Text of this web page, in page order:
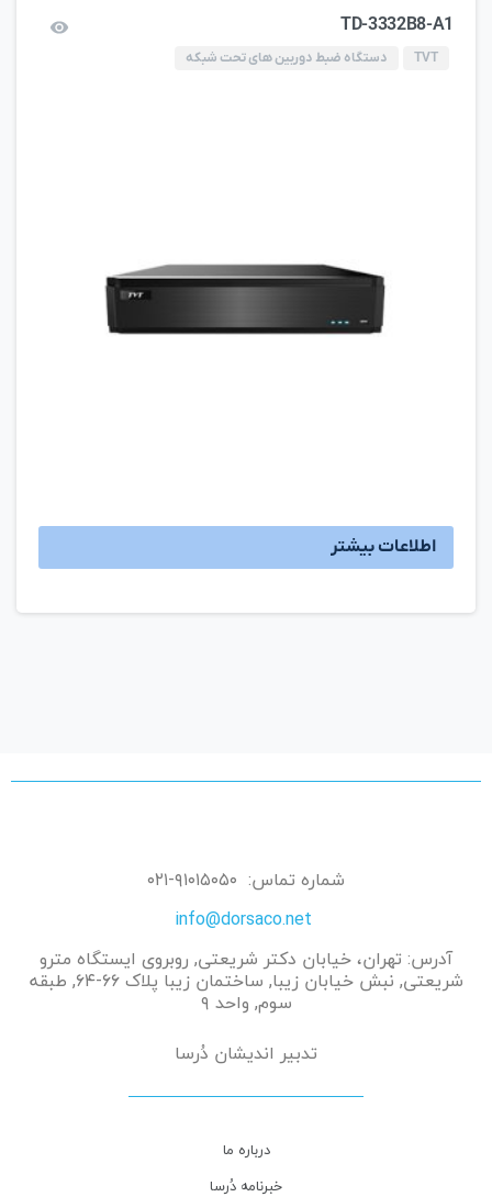
TD-3332B8-A1
TVT دستگاه ضبط دوربین های تحت شبکه
اطلاعات بیشتر
شماره تماس: ۹۱۰۱۵۰۵۰-۰۲۱
آدرس: تهران، خیابان دکتر شریعتی, روبروی ایستگاه مترو
شریعتی, نبش خیابان زیبا, ساختمان زیبا پلاک ۶۶-۶۴, طبقه
سوم, واحد ۹
تدبیر اندیشان دُرسا
درباره ما
خبرنامه دُرسا